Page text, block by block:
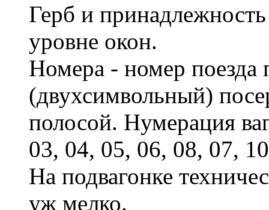
Герб и
уровне окон.
Номера - номер поезда
(двухсимвольный)
полосой. Нумерация
03, 04, 05, 06, 08, 07,
На подвагонке
уж мелко.